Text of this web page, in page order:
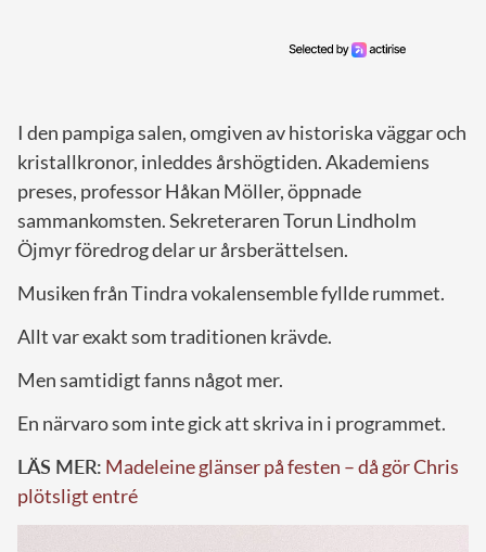
I den pampiga salen, omgiven av historiska väggar och
kristallkronor, inleddes årshögtiden. Akademiens
preses, professor Håkan Möller, öppnade
sammankomsten. Sekreteraren Torun Lindholm
Öjmyr föredrog delar ur årsberättelsen.
Musiken från Tindra vokalensemble fyllde rummet.
Allt var exakt som traditionen krävde.
Men samtidigt fanns något mer.
En närvaro som inte gick att skriva in i programmet.
LÄS MER: Madeleine glänser på festen – då gör Chris
plötsligt entré